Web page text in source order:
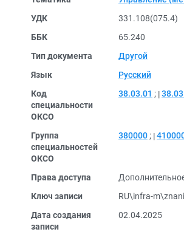
УДК
331.108(075.4)
ББК
65.240
Тип документа
Другой
Язык
Русский
Код
специальности
ОКСО
38.03.01 ;
Группа
специальностей
ОКСО
380000 ;
Права доступа
Ключ записи
RU\infra-
Дата создания
записи
02.04.2025